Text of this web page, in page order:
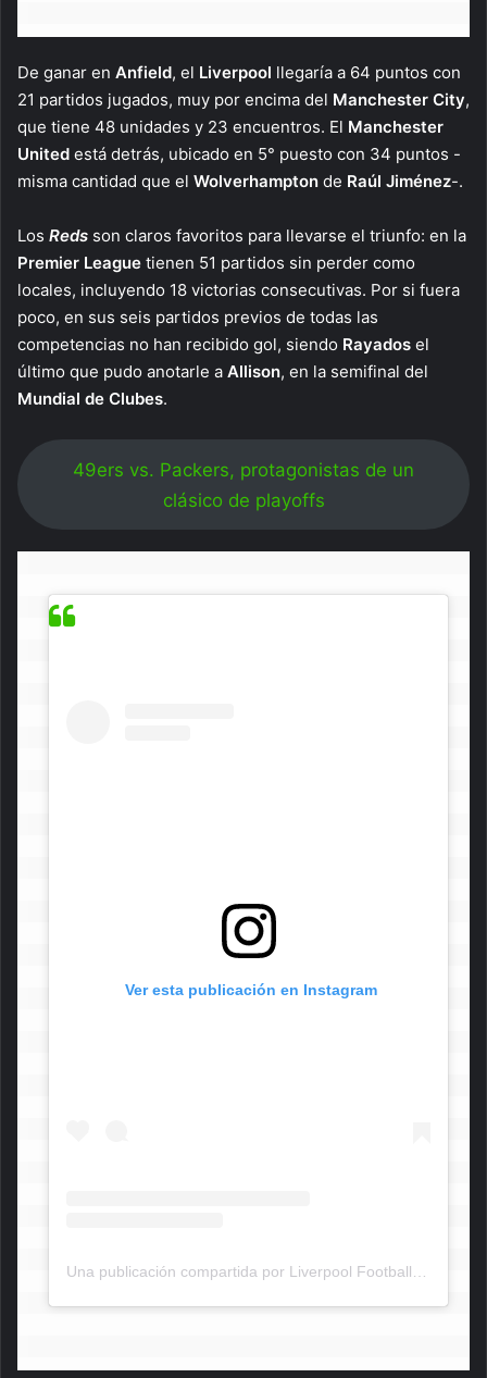
De ganar en Anfield, el Liverpool llegaría a 64 puntos con
21 partidos jugados, muy por encima del Manchester City,
que tiene 48 unidades y 23 encuentros. El Manchester
United está detrás, ubicado en 5° puesto con 34 puntos -
misma cantidad que el Wolverhampton de Raúl Jiménez-.
Los Reds son claros favoritos para llevarse el triunfo: en la
Premier League tienen 51 partidos sin perder como
locales, incluyendo 18 victorias consecutivas. Por si fuera
poco, en sus seis partidos previos de todas las
competencias no han recibido gol, siendo Rayados el
último que pudo anotarle a Allison, en la semifinal del
Mundial de Clubes.
49ers vs. Packers, protagonistas de un
clásico de playoffs
Ver esta publicación en Instagram